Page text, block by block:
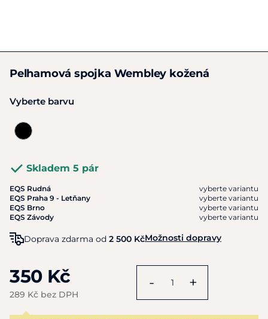
Pelhamová spojka Wembley kožená
Vyberte barvu
Skladem 5 pár
EQS Rudná
vyberte variantu
EQS Praha 9 - Letňany
vyberte variantu
EQS Brno
vyberte variantu
EQS Závody
vyberte variantu
Doprava zdarma od 2 500 KčMožnosti dopravy
350 Kč
289 Kč bez DPH
- +